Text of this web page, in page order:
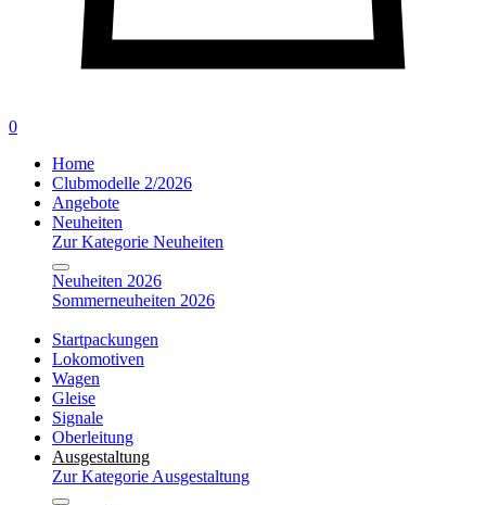
0
Home
Clubmodelle 2/2026
Angebote
Neuheiten
Zur Kategorie Neuheiten
Neuheiten 2026
Sommerneuheiten 2026
Startpackungen
Lokomotiven
Wagen
Gleise
Signale
Oberleitung
Ausgestaltung
Zur Kategorie Ausgestaltung